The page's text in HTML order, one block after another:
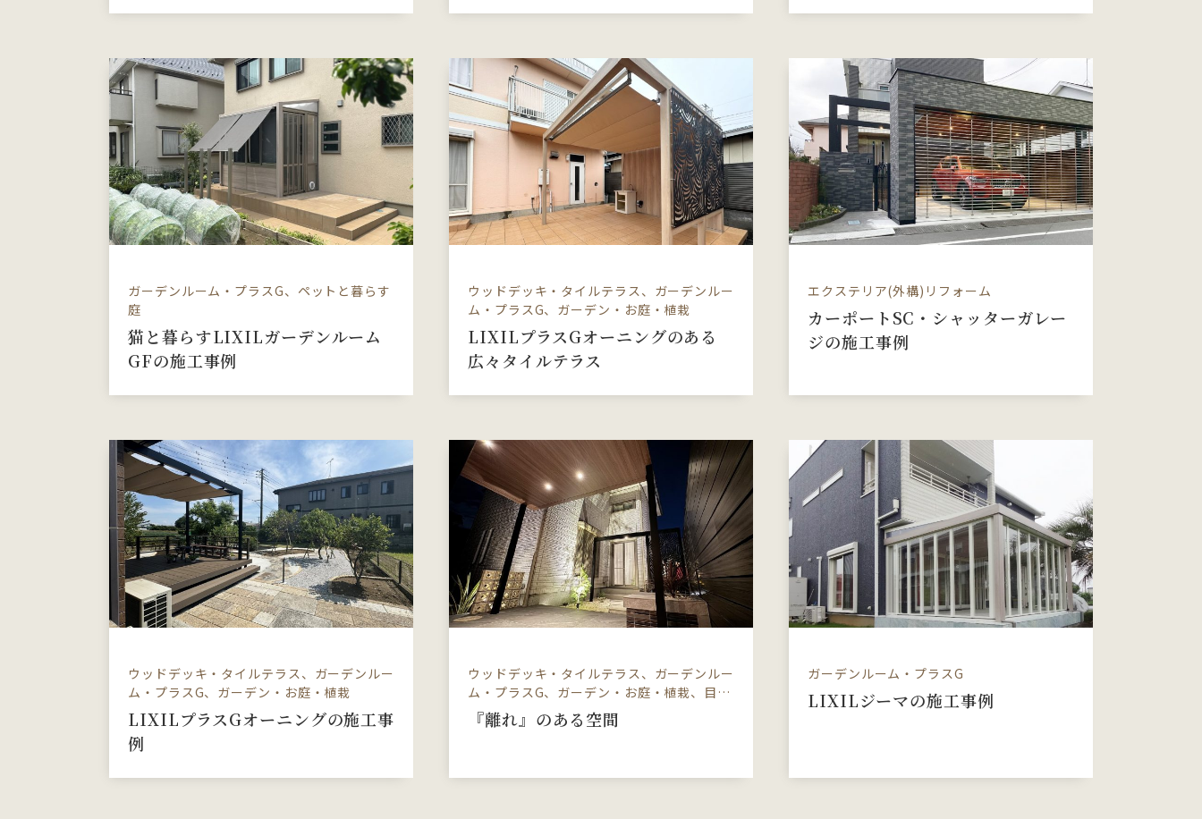
ガーデンルーム・プラスG、ペットと暮らす
庭
猫と暮らすLIXILガーデンルーム
GFの施工事例
ウッドデッキ・タイルテラス、ガーデンルー
ム・プラスG、ガーデン・お庭・植栽
LIXILプラスGオーニングのある
広々タイルテラス
エクステリア(外構)リフォーム
カーポートSC・シャッターガレー
ジの施工事例
ウッドデッキ・タイルテラス、ガーデンルー
ム・プラスG、ガーデン・お庭・植栽
LIXILプラスGオーニングの施工事
例
ウッドデッキ・タイルテラス、ガーデンルー
ム・プラスG、ガーデン・お庭・植栽、目…
『離れ』のある空間
ガーデンルーム・プラスG
LIXILジーマの施工事例